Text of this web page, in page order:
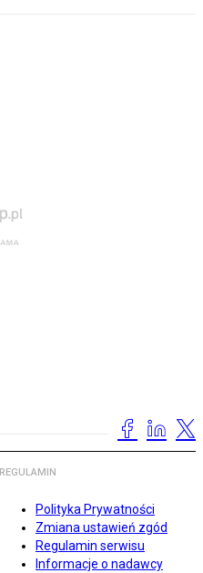
REGULAMIN
Polityka Prywatności
Zmiana ustawień zgód
Regulamin serwisu
Informacje o nadawcy